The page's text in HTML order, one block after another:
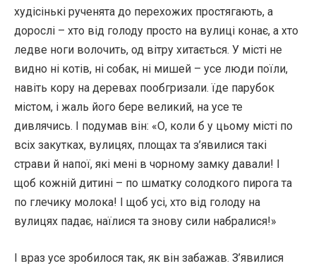
худісінькі рученята до перехожих простягають, а
дорослі – хто від голоду просто на вулиці конає, а хто
ледве ноги волочить, од вітру хитається. У місті не
видно ні котів, ні собак, ні мишей – усе люди поїли,
навіть кору на деревах пообгризали. їде парубок
містом, і жаль його бере великий, на усе те
дивлячись. І подумав він: «О, коли б у цьому місті по
всіх закутках, вулицях, площах та з’явилися такі
страви й напої, які мені в чорному замку давали! І
щоб кожній дитині – по шматку солодкого пирога та
по глечику молока! І щоб усі, хто від голоду на
вулицях падає, наїлися та знову сили набралися!»
І враз усе зробилося так, як він забажав. З’явилися